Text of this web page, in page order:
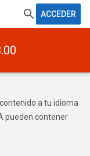
ACCEDER
a tu idioma
pueden contener